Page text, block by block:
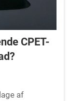
CPET-
af